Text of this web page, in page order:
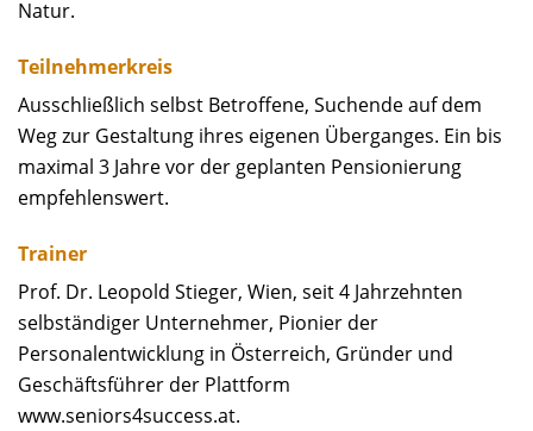
Natur.
Teilnehmerkreis
Ausschließlich selbst Betroffene, Suchende auf dem
Weg zur Gestaltung ihres eigenen Überganges. Ein bis
maximal 3 Jahre vor der geplanten Pensionierung
empfehlenswert.
Trainer
Prof. Dr. Leopold Stieger, Wien, seit 4 Jahrzehnten
selbständiger Unternehmer, Pionier der
Personalentwicklung in Österreich, Gründer und
Geschäftsführer der Plattform
www.seniors4success.at.